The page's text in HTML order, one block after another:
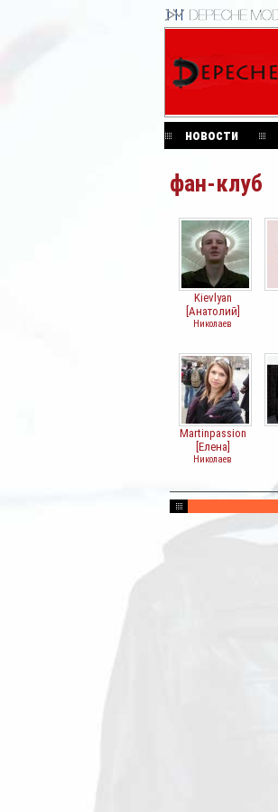
новости
фан-клуб
Kievlyan
[Анатолий]
Николаев
Martinpassion
[Елена]
Николаев